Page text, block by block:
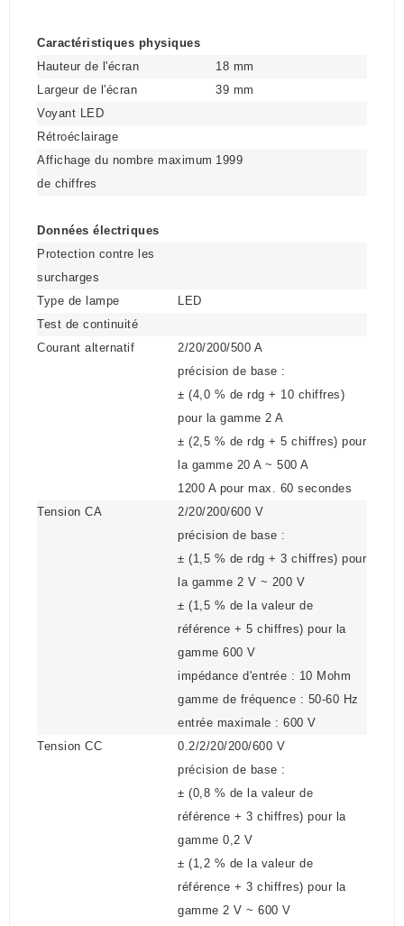
Caractéristiques physiques
Hauteur de l'écran
18 mm
Largeur de l'écran
39 mm
Voyant LED
Rétroéclairage
Affichage du nombre maximum
de chiffres
1999
Données électriques
Protection contre les
surcharges
Type de lampe
LED
Test de continuité
Courant alternatif
2/20/200/500 A
précision de base :
± (4,0 % de rdg + 10 chiffres)
pour la gamme 2 A
± (2,5 % de rdg + 5 chiffres) pour
la gamme 20 A ~ 500 A
1200 A pour max. 60 secondes
Tension CA
2/20/200/600 V
précision de base :
± (1,5 % de rdg + 3 chiffres) pour
la gamme 2 V ~ 200 V
± (1,5 % de la valeur de
référence + 5 chiffres) pour la
gamme 600 V
impédance d'entrée : 10 Mohm
gamme de fréquence : 50-60 Hz
entrée maximale : 600 V
Tension CC
0.2/2/20/200/600 V
précision de base :
± (0,8 % de la valeur de
référence + 3 chiffres) pour la
gamme 0,2 V
± (1,2 % de la valeur de
référence + 3 chiffres) pour la
gamme 2 V ~ 600 V